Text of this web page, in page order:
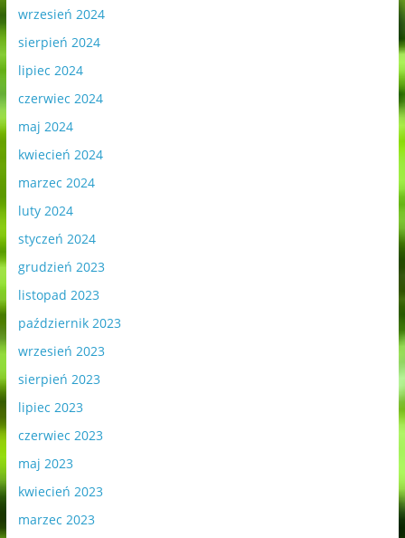
wrzesień 2024
sierpień 2024
lipiec 2024
czerwiec 2024
maj 2024
kwiecień 2024
marzec 2024
luty 2024
styczeń 2024
grudzień 2023
listopad 2023
październik 2023
wrzesień 2023
sierpień 2023
lipiec 2023
czerwiec 2023
maj 2023
kwiecień 2023
marzec 2023